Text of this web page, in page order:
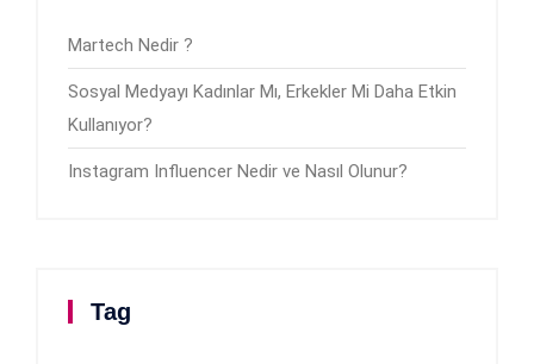
Martech Nedir ?
Sosyal Medyayı Kadınlar Mı, Erkekler Mi Daha Etkin
Kullanıyor?
Instagram Influencer Nedir ve Nasıl Olunur?
Tag